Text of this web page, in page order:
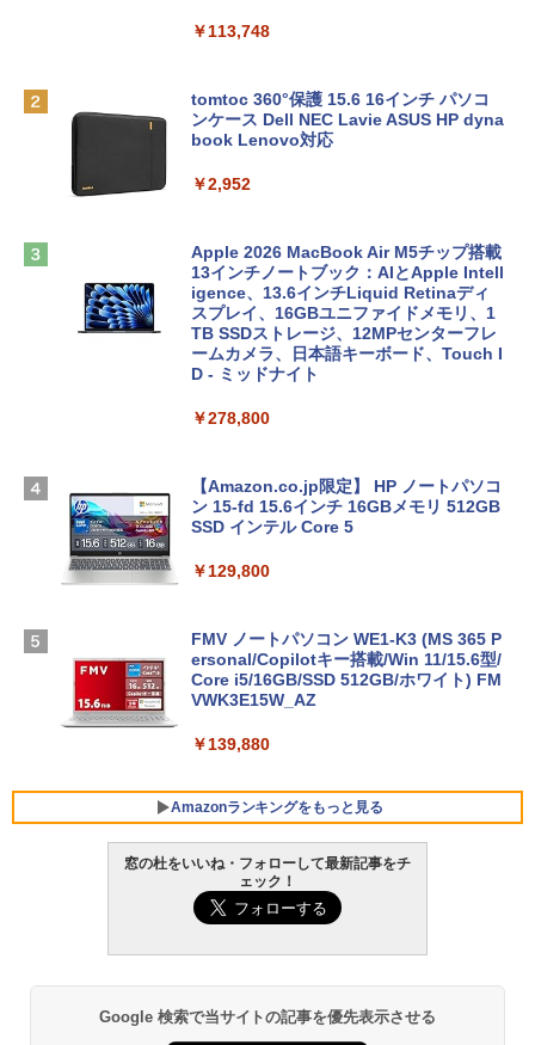
￥113,748
tomtoc 360°保護 15.6 16インチ パソコ
ンケース Dell NEC Lavie ASUS HP dyna
book Lenovo対応
￥2,952
Apple 2026 MacBook Air M5チップ搭載
13インチノートブック：AIとApple Intell
igence、13.6インチLiquid Retinaディ
スプレイ、16GBユニファイドメモリ、1
TB SSDストレージ、12MPセンターフレ
ームカメラ、日本語キーボード、Touch I
D - ミッドナイト
￥278,800
【Amazon.co.jp限定】 HP ノートパソコ
ン 15-fd 15.6インチ 16GBメモリ 512GB
SSD インテル Core 5
￥129,800
FMV ノートパソコン WE1-K3 (MS 365 P
ersonal/Copilotキー搭載/Win 11/15.6型/
Core i5/16GB/SSD 512GB/ホワイト) FM
VWK3E15W_AZ
￥139,880
Amazonランキングをもっと見る
Robloxギフトカード - 800 Robux 【限
定バーチャルアイテムを含む】 【オンラ
￥1,300
生成AIパスポート公式テキスト 第４版
Amazon Kindle - 目に優しい、かさばら
ない、大きな画面で読みやすい、6週間持
し
￥16,980
窓の杜をいいね・フォローして最新記事をチ
ェック！
Google 検索で当サイトの記事を優先表示させる